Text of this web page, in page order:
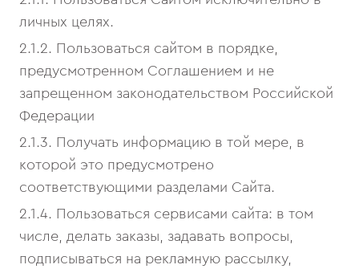
личных целях.
2.1.2. Пользоваться сайтом в порядке,
предусмотренном Соглашением и не
запрещенном законодательством Российской
Федерации
2.1.3. Получать информацию в той мере, в
которой это предусмотрено
соответствующими разделами Сайта.
2.1.4. Пользоваться сервисами сайта: в том
числе, делать заказы, задавать вопросы,
подписываться на рекламную рассылку,